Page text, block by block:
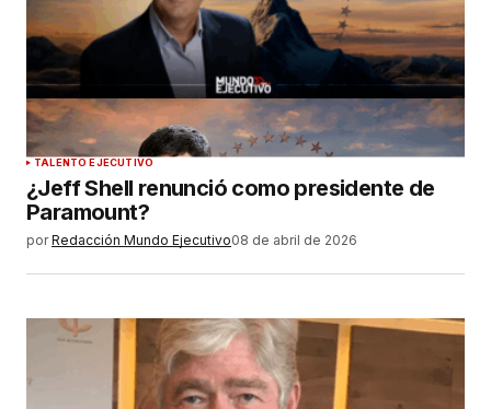
TALENTO EJECUTIVO
¿Jeff Shell renunció como presidente de
Paramount?
por Redacción Mundo Ejecutivo08 de abril de 2026